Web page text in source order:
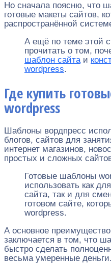
Но сначала поясню, что
готовые макеты сайтов,
распространённой
А ещё по теме этой
прочитать о том,
шаблон сайтаи
wordpress.
Где купить
wordpress
Шаблоны вордпресс
блогов, сайтов для
интернет магазинов,
простых и сложных
Готовые шаблоны
использовать как
сайта, так и для
готовом сайте,
wordpress.
А основное
заключается в том, что
быстро сделать
весьма умеренные деньги.